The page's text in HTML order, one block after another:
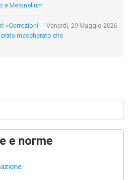
e Melonellum
Venerdì, 29 Maggio 2026
«Correzioni
mascherato che
e norme